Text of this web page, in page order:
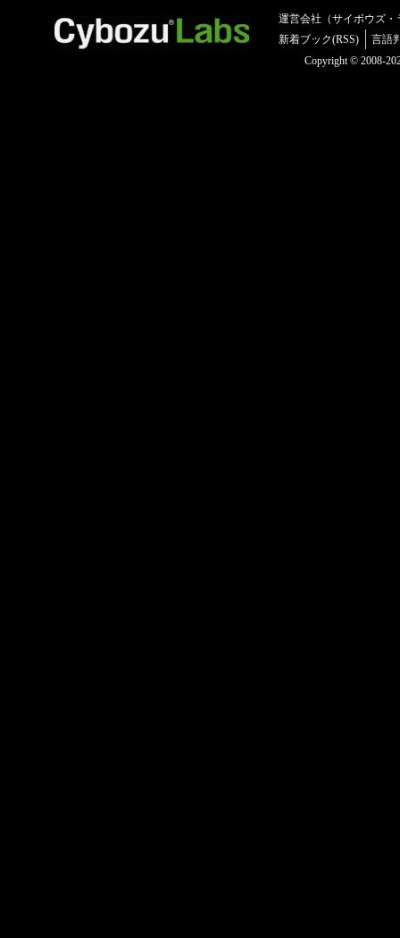
運営会社（サイボウズ・
新着ブック(RSS)
言語
Copyright © 2008-